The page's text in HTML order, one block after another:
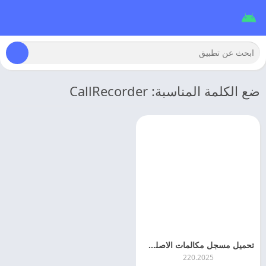
ضع الكلمة المناسبة: CallRecorder
تحميل مسجل مكالمات الاصلي 2026 CallRecorder مهكر اخر اصدار
220.2025